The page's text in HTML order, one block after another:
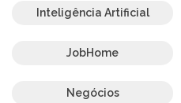
Inteligência Artificial
JobHome
Negócios